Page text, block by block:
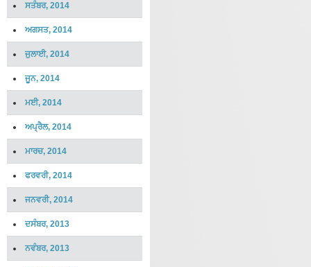
ਸਤੰਬਰ, 2014
ਅਗਸਤ, 2014
ਜੁਲਾਈ, 2014
ਜੂਨ, 2014
ਮਈ, 2014
ਅਪ੍ਰੈਲ, 2014
ਮਾਰਚ, 2014
ਫਰਵਰੀ, 2014
ਜਨਵਰੀ, 2014
ਦਸੰਬਰ, 2013
ਨਵੰਬਰ, 2013